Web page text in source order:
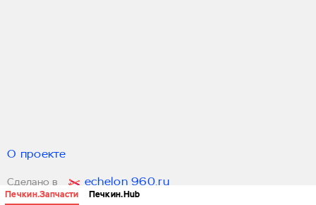
Печкин.Запчасти Печкин.Hub
О проекте
Сделано в echelon 960.ru